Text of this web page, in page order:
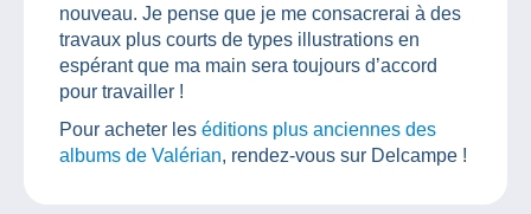
nouveau. Je pense que je me consacrerai à des
travaux plus courts de types illustrations en
espérant que ma main sera toujours d’accord
pour travailler !
Pour acheter les éditions plus anciennes des
albums de Valérian, rendez-vous sur Delcampe !